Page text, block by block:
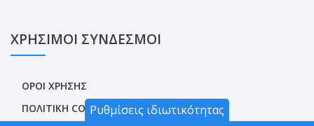
ΧΡΗΣΙΜΟΙ ΣΥΝΔΕΣΜΟΙ
ΟΡΟΙ ΧΡΗΣΗΣ
ΠΟΛΙΤΙΚΗ COOKIESΡυθμίσεις ιδιωτικότητας